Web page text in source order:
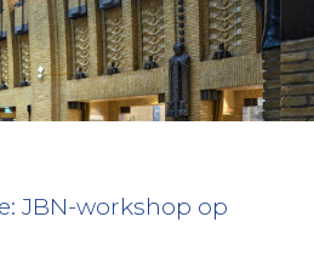
JBN-workshop op